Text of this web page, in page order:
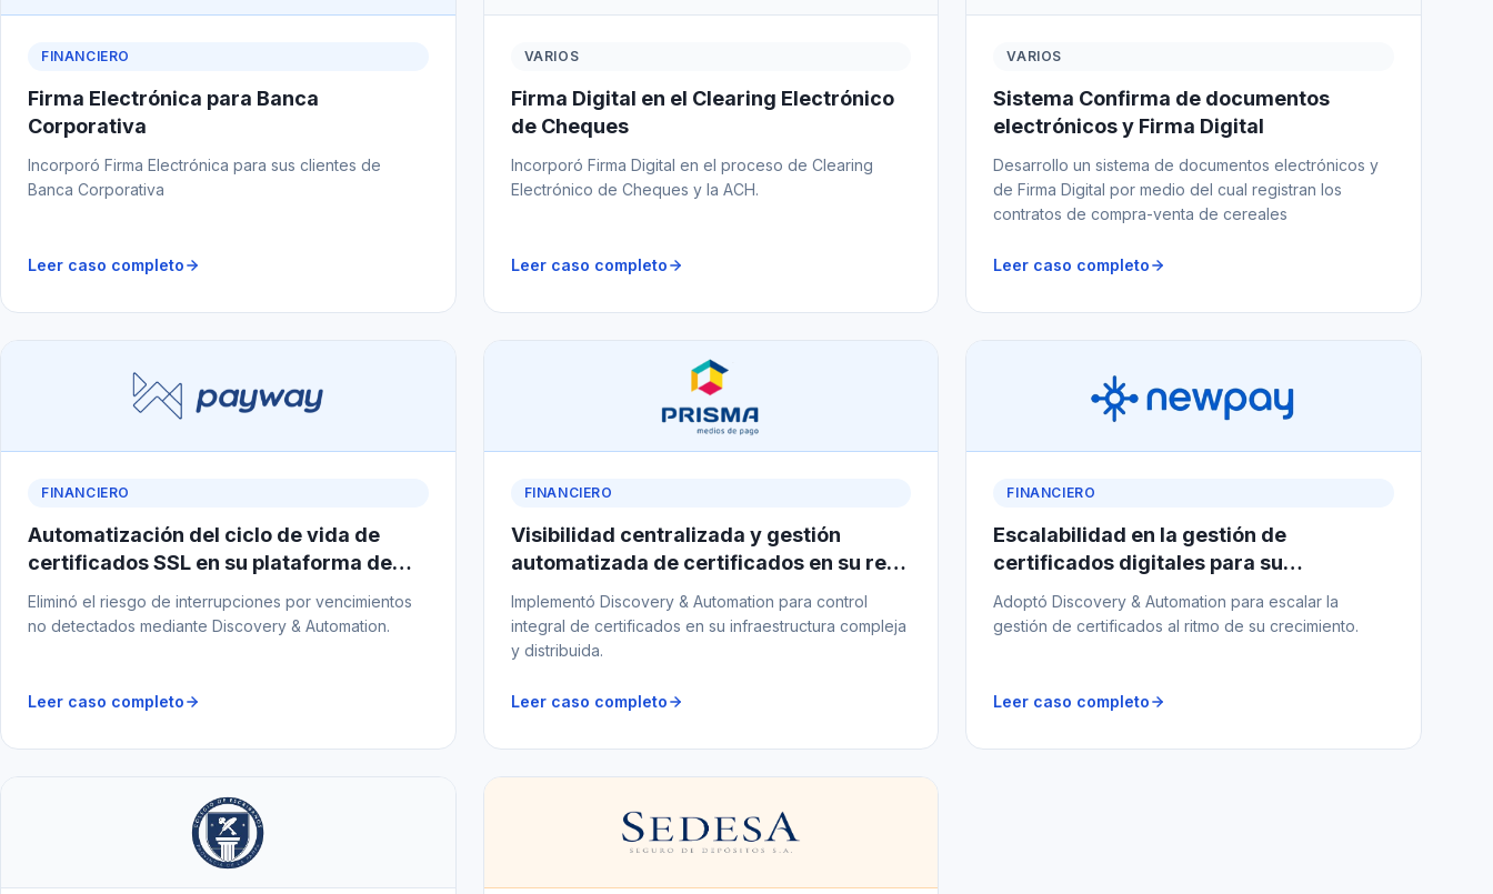
FINANCIERO
Firma Electrónica para Banca
Corporativa
Incorporó Firma Electrónica para sus clientes de
Banca Corporativa
Leer caso completo
VARIOS
Firma Digital en el Clearing Electrónico
de Cheques
Incorporó Firma Digital en el proceso de Clearing
Electrónico de Cheques y la ACH.
Leer caso completo
VARIOS
Sistema Confirma de documentos
electrónicos y Firma Digital
Desarrollo un sistema de documentos electrónicos y
de Firma Digital por medio del cual registran los
contratos de compra-venta de cereales
Leer caso completo
FINANCIERO
Automatización del ciclo de vida de
certificados SSL en su plataforma de
pagos
Eliminó el riesgo de interrupciones por vencimientos
no detectados mediante Discovery & Automation.
Leer caso completo
FINANCIERO
Visibilidad centralizada y gestión
automatizada de certificados en su red
de medios de pago
Implementó Discovery & Automation para control
integral de certificados en su infraestructura compleja
y distribuida.
Leer caso completo
FINANCIERO
Escalabilidad en la gestión de
certificados digitales para su
plataforma fintech
Adoptó Discovery & Automation para escalar la
gestión de certificados al ritmo de su crecimiento.
Leer caso completo